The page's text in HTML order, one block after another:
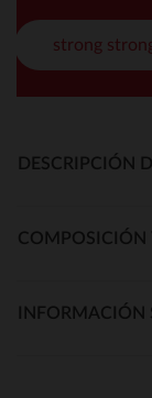
strong
DESCRIPCIÓN
COMPOSICIÓN
INFORMACIÓN